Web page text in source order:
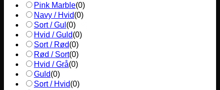
Pink Marble(0)
Navy / Hvid(0)
Sort / Gul (0)
Hvid / Guld(0)
Sort / Rød(0)
Rød / Sort(0)
Hvid / Grå(0)
Guld(0)
Sort / Hvid(0)